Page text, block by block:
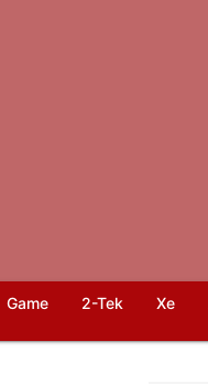
Game 2-Tek Xe